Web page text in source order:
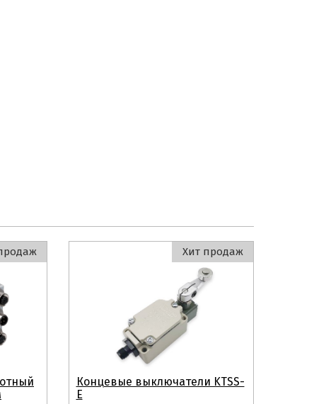
Хит продаж
Концевые выключатели KTSS-
E